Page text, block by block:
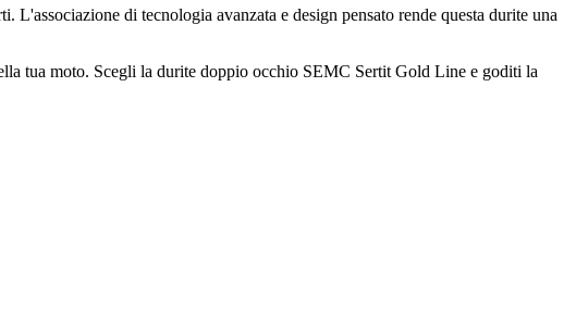
di tecnologia avanzata e design pensato rende questa durite una
tua moto. Scegli la durite doppio occhio SEMC Sertit Gold Line e goditi la